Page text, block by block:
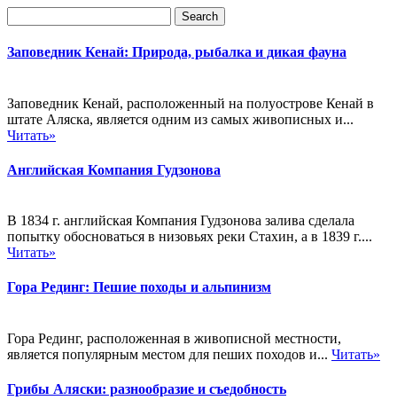
Заповедник Кенай: Природа, рыбалка и дикая фауна
Заповедник Кенай, расположенный на полуострове Кенай в
штате Аляска, является одним из самых живописных и...
Читать»
Английская Компания Гудзонова
В 1834 г. английская Компания Гудзонова залива сделала
попытку обосноваться в низовьях реки Стахин, а в 1839 г....
Читать»
Гора Рединг: Пешие походы и альпинизм
Гора Рединг, расположенная в живописной местности,
является популярным местом для пеших походов и... Читать»
Грибы Аляски: разнообразие и съедобность